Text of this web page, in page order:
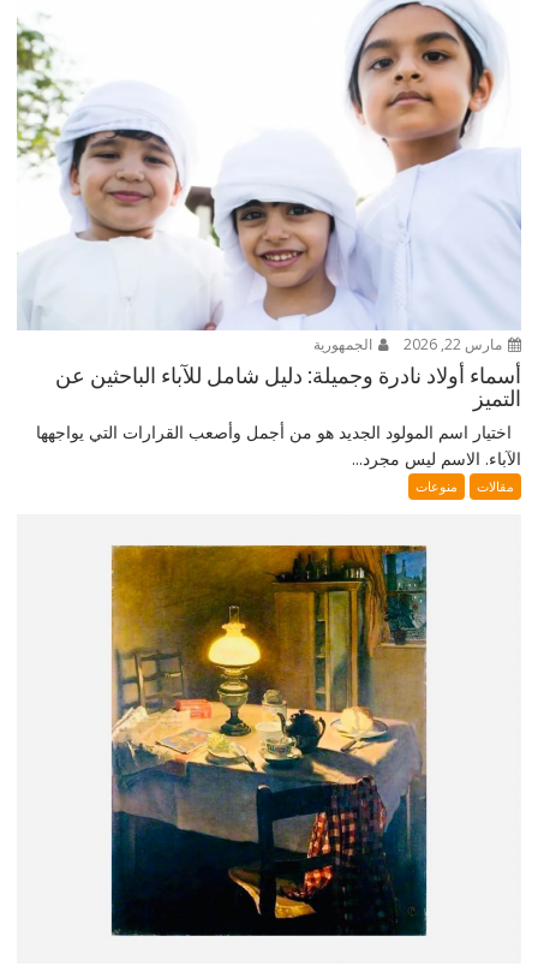
مارس 22, 2026 الجمهورية
أسماء أولاد نادرة وجميلة: دليل شامل للآباء الباحثين عن
التميز
اختيار اسم المولود الجديد هو من أجمل وأصعب القرارات التي يواجهها
الآباء. الاسم ليس مجرد...
مقالات منوعات